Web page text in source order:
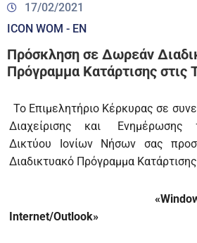
Συνδέσεις
17/02/2021
ICON WOM - EN
Πρόσκληση σε Δωρεάν
Πρόγραμμα Κατάρτισης
Το Επιμελητήριο Κέρκυρας σε
Διαχείρισης και
Ενημέρωσης
Δικτύου Ιονίων Νήσων σας
Διαδικτυακό Πρόγραμμα
«Windows –
Internet/Outlook»